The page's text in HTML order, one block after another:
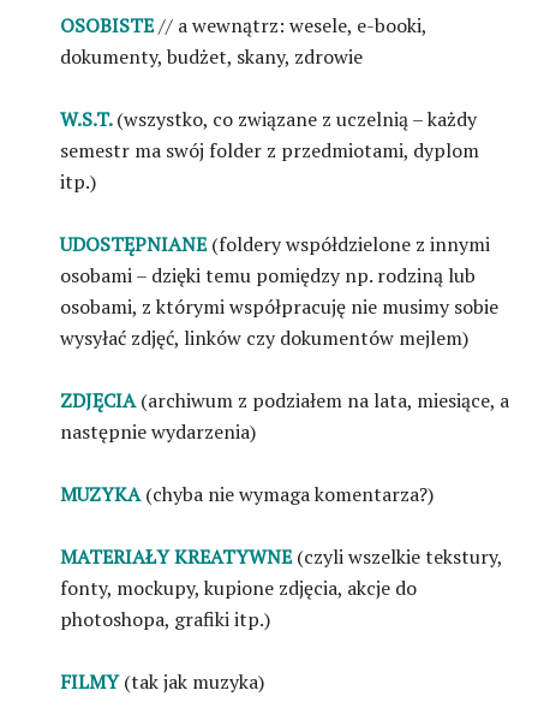
OSOBISTE// a wewnątrz: wesele, e-booki,
dokumenty, budżet, skany, zdrowie
W.S.T. (wszystko, co związane z uczelnią – każdy
semestr ma swój folder z przedmiotami, dyplom
itp.)
UDOSTĘPNIANE(foldery współdzielone z innymi
osobami – dzięki temu pomiędzy np. rodziną lub
osobami, z którymi współpracuję nie musimy sobie
wysyłać zdjęć, linków czy dokumentów mejlem)
ZDJĘCIA(archiwum z podziałem na lata, miesiące, a
następnie wydarzenia)
MUZYKA (chyba nie wymaga komentarza?)
MATERIAŁY KREATYWNE(czyli wszelkie tekstury,
fonty, mockupy, kupione zdjęcia, akcje do
photoshopa, grafiki itp.)
FILMY(tak jak muzyka)